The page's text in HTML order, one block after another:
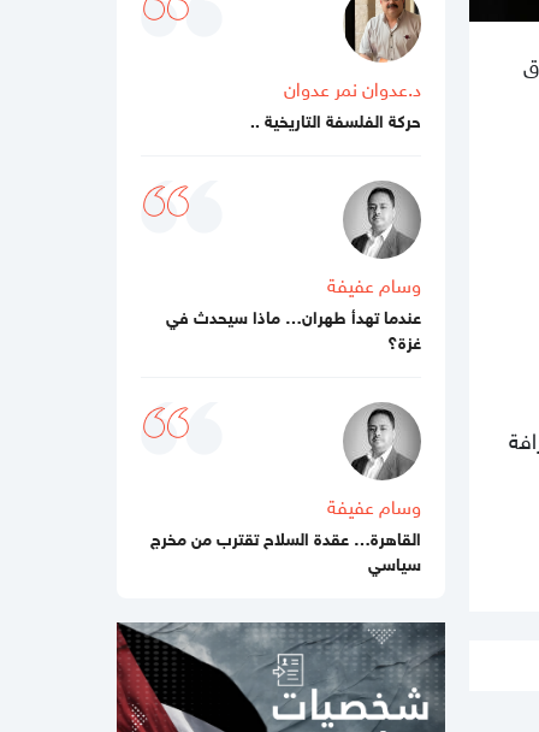
11:47 صباحا
بالصورالهلال الأحمر الفلسطيني: مغادرة
11:08 صباحا
10:39 صباحا
معاريف : تركيا أكبر تهديد لإسرائيل من
إيران
10:09 مساءاً
أمن المقاومة يضبط خلايا تابعة للاحتلال
10:06 مساءاً
"حماس" تكشف: تفاهمات مع الوسطاء
حول آليات تنفيذ خطة السلام في غزة
10:03 مساءاً
وجهاء ومخاتير: الحراكات المشبوهة
مرفوضة وشعبنا أكثر وعيًا من الانجرار
09:54 مساءاً
"وحيدة أمها ".. رغد عاشور خرجت لتقديم
امتحان في غزة فعادت شهيدة (شاهد)
د.عدوان نمر عدوان
حركة الفلسفة التاريخية ..
وسام عفيفة
عندما تهدأ طهران… ماذا سيحدث في
غزة؟
وسام عفيفة
القاهرة… عقدة السلاح تقترب من مخرج
سياسي